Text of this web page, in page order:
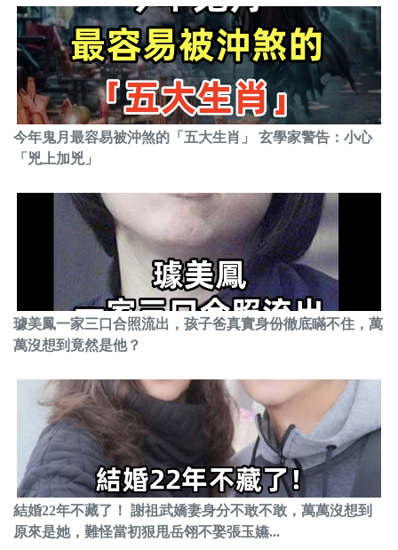
今年鬼月最容易被沖煞的「五大生肖」 玄學家警告：小心
「兇上加兇」
璩美鳳一家三口合照流出，孩子爸真實身份徹底瞞不住，萬
萬沒想到竟然是他？
結婚22年不藏了！ 謝祖武嬌妻身分不敢不敢，萬萬沒想到
原來是她，難怪當初狠甩岳翎不娶張玉嬿...